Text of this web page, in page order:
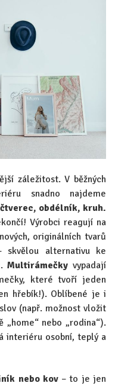
záležitost. V běžných
snadno najdeme
čtverec, obdélník, kruh.
Výrobci reagují na
originálních tvarů
alternativu ke
Multirámečky vypadají
které tvoří jeden
hřebík!). Oblíbené je i
(např. možnost vložit
nebo „rodina“).
interiéru osobní, teplý a
nebo kov– to je jen